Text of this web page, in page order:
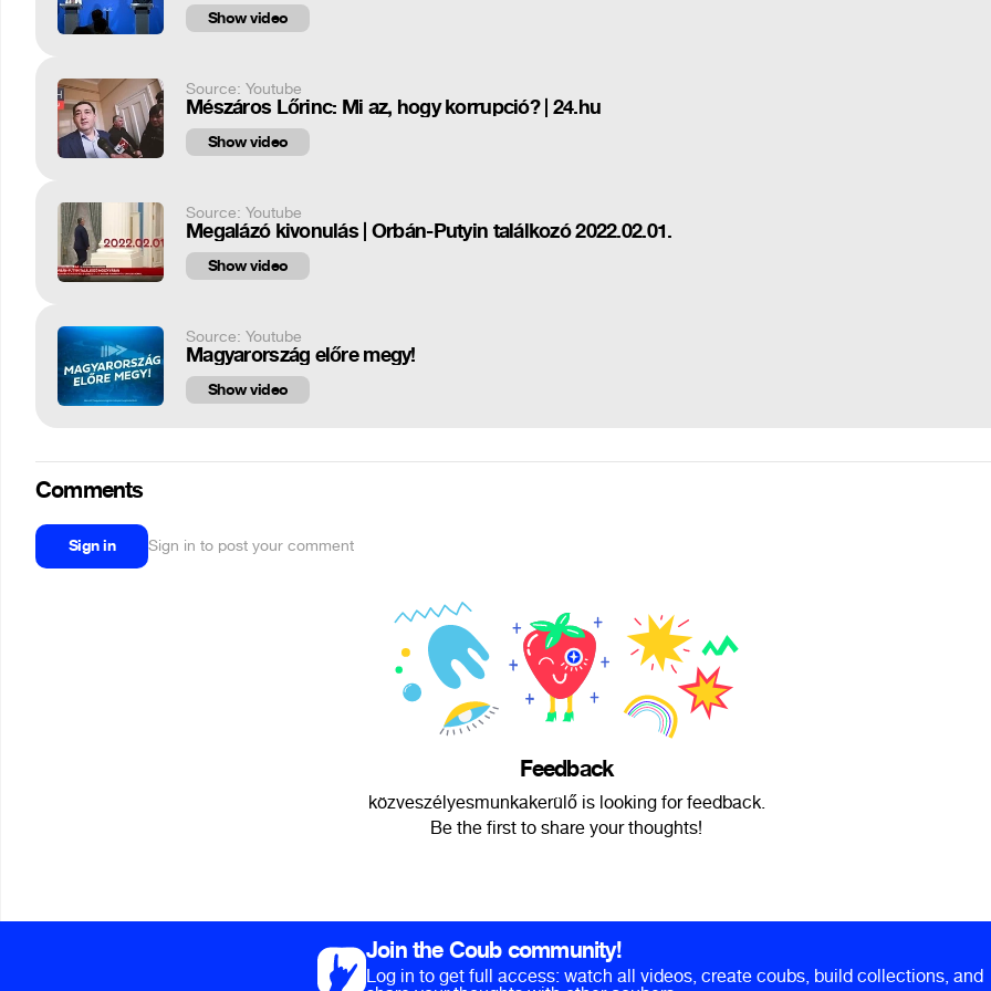
Show video
Source: Youtube
Mészáros Lőrinc: Mi az, hogy korrupció? | 24.hu
Show video
Source: Youtube
Megalázó kivonulás | Orbán-Putyin találkozó 2022.02.01.
Show video
Source: Youtube
Magyarország előre megy!
Show video
Comments
Sign in Sign in to post your comment
Feedback
közveszélyesmunkakerülő is looking for feedback.
Be the first to share your thoughts!
Join the Coub community!
Log in to get full access: watch all videos, create coubs, build collections, and